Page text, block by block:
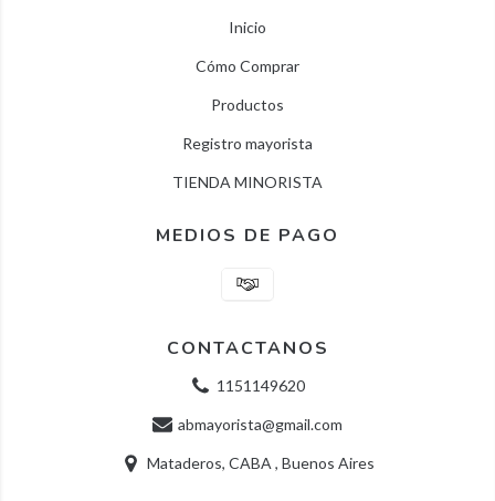
Inicio
Cómo Comprar
Productos
Registro mayorista
TIENDA MINORISTA
MEDIOS DE PAGO
CONTACTANOS
1151149620
abmayorista@gmail.com
Mataderos, CABA , Buenos Aires